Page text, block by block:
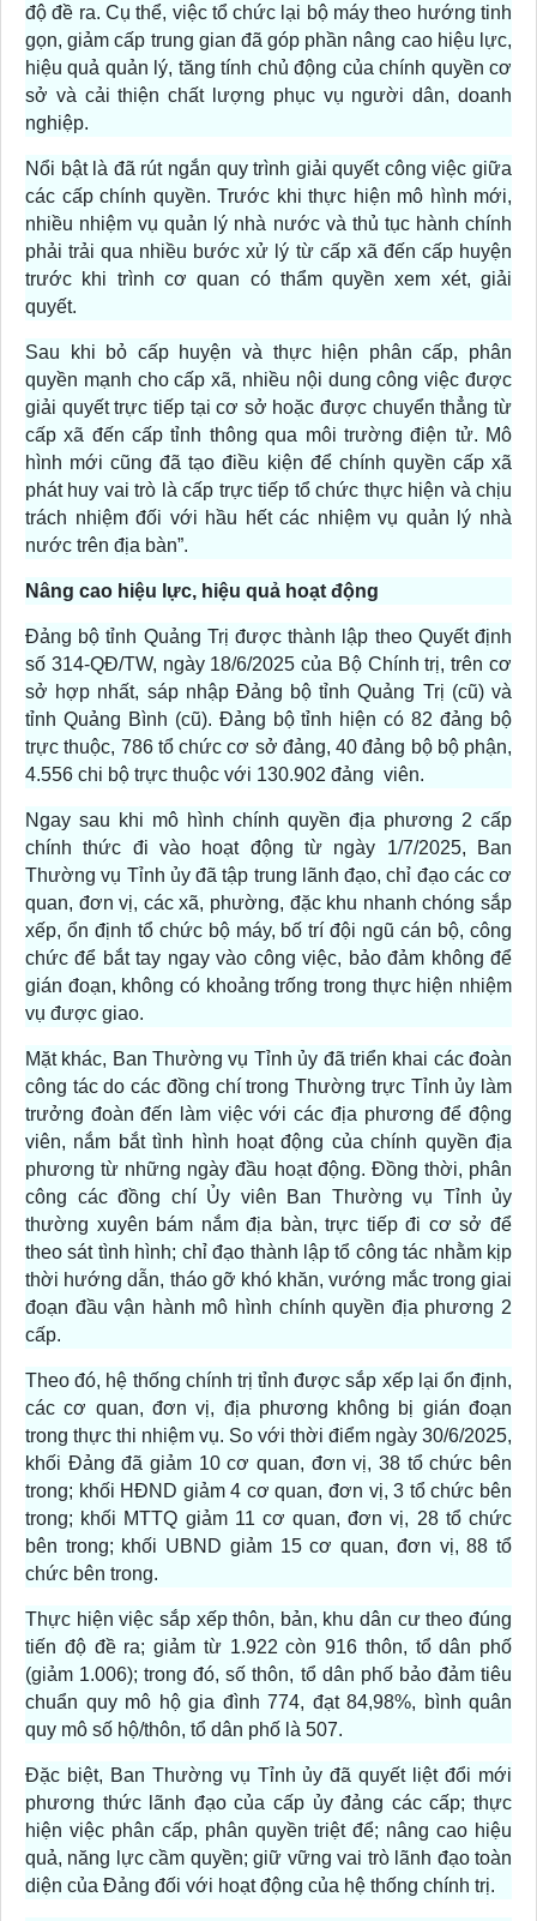
độ đề ra. Cụ thể, việc tổ chức lại bộ máy theo hướng tinh
gọn, giảm cấp trung gian đã góp phần nâng cao hiệu lực,
hiệu quả quản lý, tăng tính chủ động của chính quyền cơ
sở và cải thiện chất lượng phục vụ người dân, doanh
nghiệp.
Nổi bật là đã rút ngắn quy trình giải quyết công việc giữa
các cấp chính quyền. Trước khi thực hiện mô hình mới,
nhiều nhiệm vụ quản lý nhà nước và thủ tục hành chính
phải trải qua nhiều bước xử lý từ cấp xã đến cấp huyện
trước khi trình cơ quan có thẩm quyền xem xét, giải
quyết.
Sau khi bỏ cấp huyện và thực hiện phân cấp, phân
quyền mạnh cho cấp xã, nhiều nội dung công việc được
giải quyết trực tiếp tại cơ sở hoặc được chuyển thẳng từ
cấp xã đến cấp tỉnh thông qua môi trường điện tử. Mô
hình mới cũng đã tạo điều kiện để chính quyền cấp xã
phát huy vai trò là cấp trực tiếp tổ chức thực hiện và chịu
trách nhiệm đối với hầu hết các nhiệm vụ quản lý nhà
nước trên địa bàn”.
Nâng cao hiệu lực, hiệu quả hoạt động
Đảng bộ tỉnh Quảng Trị được thành lập theo Quyết định
số 314-QĐ/TW, ngày 18/6/2025 của Bộ Chính trị, trên cơ
sở hợp nhất, sáp nhập Đảng bộ tỉnh Quảng Trị (cũ) và
tỉnh Quảng Bình (cũ). Đảng bộ tỉnh hiện có 82 đảng bộ
trực thuộc, 786 tổ chức cơ sở đảng, 40 đảng bộ bộ phận,
4.556 chi bộ trực thuộc với 130.902 đảng viên.
Ngay sau khi mô hình chính quyền địa phương 2 cấp
chính thức đi vào hoạt động từ ngày 1/7/2025, Ban
Thường vụ Tỉnh ủy đã tập trung lãnh đạo, chỉ đạo các cơ
quan, đơn vị, các xã, phường, đặc khu nhanh chóng sắp
xếp, ổn định tổ chức bộ máy, bố trí đội ngũ cán bộ, công
chức để bắt tay ngay vào công việc, bảo đảm không để
gián đoạn, không có khoảng trống trong thực hiện nhiệm
vụ được giao.
Mặt khác, Ban Thường vụ Tỉnh ủy đã triển khai các đoàn
công tác do các đồng chí trong Thường trực Tỉnh ủy làm
trưởng đoàn đến làm việc với các địa phương để động
viên, nắm bắt tình hình hoạt động của chính quyền địa
phương từ những ngày đầu hoạt động. Đồng thời, phân
công các đồng chí Ủy viên Ban Thường vụ Tỉnh ủy
thường xuyên bám nắm địa bàn, trực tiếp đi cơ sở để
theo sát tình hình; chỉ đạo thành lập tổ công tác nhằm kịp
thời hướng dẫn, tháo gỡ khó khăn, vướng mắc trong giai
đoạn đầu vận hành mô hình chính quyền địa phương 2
cấp.
Theo đó, hệ thống chính trị tỉnh được sắp xếp lại ổn định,
các cơ quan, đơn vị, địa phương không bị gián đoạn
trong thực thi nhiệm vụ. So với thời điểm ngày 30/6/2025,
khối Đảng đã giảm 10 cơ quan, đơn vị, 38 tổ chức bên
trong; khối HĐND giảm 4 cơ quan, đơn vị, 3 tổ chức bên
trong; khối MTTQ giảm 11 cơ quan, đơn vị, 28 tổ chức
bên trong; khối UBND giảm 15 cơ quan, đơn vị, 88 tổ
chức bên trong.
Thực hiện việc sắp xếp thôn, bản, khu dân cư theo đúng
tiến độ đề ra; giảm từ 1.922 còn 916 thôn, tổ dân phố
(giảm 1.006); trong đó, số thôn, tổ dân phố bảo đảm tiêu
chuẩn quy mô hộ gia đình 774, đạt 84,98%, bình quân
quy mô số hộ/thôn, tổ dân phố là 507.
Đặc biệt, Ban Thường vụ Tỉnh ủy đã quyết liệt đổi mới
phương thức lãnh đạo của cấp ủy đảng các cấp; thực
hiện việc phân cấp, phân quyền triệt để; nâng cao hiệu
quả, năng lực cầm quyền; giữ vững vai trò lãnh đạo toàn
diện của Đảng đối với hoạt động của hệ thống chính trị.